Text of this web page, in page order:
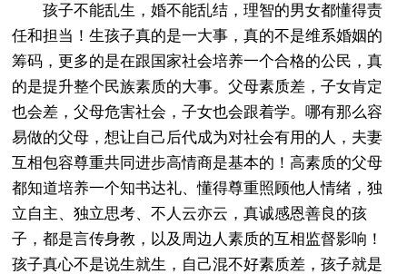
孩子不能乱生，婚不能乱结，理智的男女都懂得责
任和担当！生孩子真的是一大事，真的不是维系婚姻的
筹码，更多的是在跟国家社会培养一个合格的公民，真
的是提升整个民族素质的大事。父母素质差，子女肯定
也会差，父母危害社会，子女也会跟着学。哪有那么容
易做的父母，想让自己后代成为对社会有用的人，夫妻
互相包容尊重共同进步高情商是基本的！高素质的父母
都知道培养一个知书达礼、懂得尊重照顾他人情绪，独
立自主、独立思考、不人云亦云，真诚感恩善良的孩
子，都是言传身教，以及周边人素质的互相监督影响！
孩子真心不是说生就生，自己混不好素质差，孩子就是